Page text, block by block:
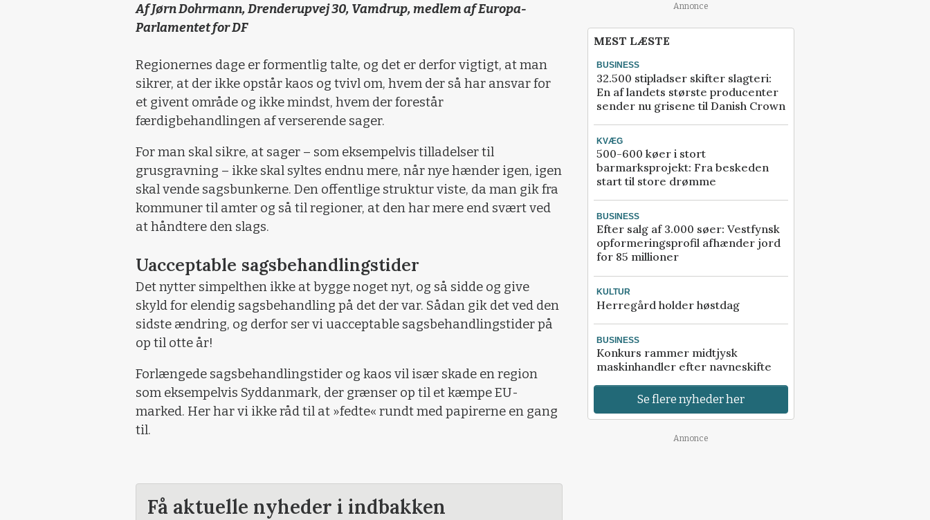
Af Jørn Dohrmann, Drenderupvej 30, Vamdrup, medlem af Europa-
Parlamentet for DF
Regionernes dage er formentlig talte, og det er derfor vigtigt, at man
sikrer, at der ikke opstår kaos og tvivl om, hvem der så har ansvar for
et givent område og ikke mindst, hvem der forestår
færdigbehandlingen af verserende sager.
For man skal sikre, at sager – som eksempelvis tilladelser til
grusgravning – ikke skal syltes endnu mere, når nye hænder igen, igen
skal vende sagsbunkerne. Den offentlige struktur viste, da man gik fra
kommuner til amter og så til regioner, at den har mere end svært ved
at håndtere den slags.
Uacceptable sagsbehandlingstider
Det nytter simpelthen ikke at bygge noget nyt, og så sidde og give
skyld for elendig sagsbehandling på det der var. Sådan gik det ved den
sidste ændring, og derfor ser vi uacceptable sagsbehandlingstider på
op til otte år!
Forlængede sagsbehandlingstider og kaos vil især skade en region
som eksempelvis Syddanmark, der grænser op til et kæmpe EU-
marked. Her har vi ikke råd til at »fedte« rundt med papirerne en gang
til.
Få aktuelle nyheder i indbakken
Annonce
MEST LÆSTE
BUSINESS
32.500 stipladser skifter slagteri:
En af landets største producenter
sender nu grisene til Danish Crown
KVÆG
500-600 køer i stort
barmarksprojekt: Fra beskeden
start til store drømme
BUSINESS
Efter salg af 3.000 søer: Vestfynsk
opformeringsprofil afhænder jord
for 85 millioner
KULTUR
Herregård holder høstdag
BUSINESS
Konkurs rammer midtjysk
maskinhandler efter navneskifte
Se flere nyheder her
Annonce